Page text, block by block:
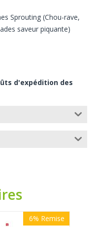
Sprouting (Chou-rave,
saveur piquante)
d'expédition des
6% Remise